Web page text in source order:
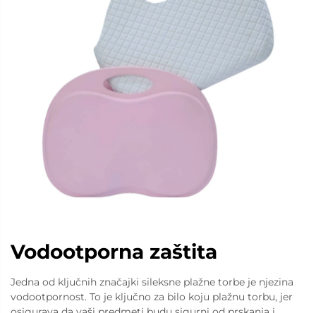
Vodootporna zaštita
Jedna od ključnih značajki sileksne plažne torbe je njezina
vodootpornost. To je ključno za bilo koju plažnu torbu, jer